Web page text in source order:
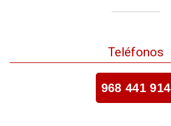
Teléfonos
968 441 914